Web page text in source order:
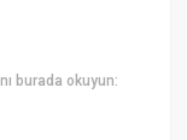
burada okuyun: